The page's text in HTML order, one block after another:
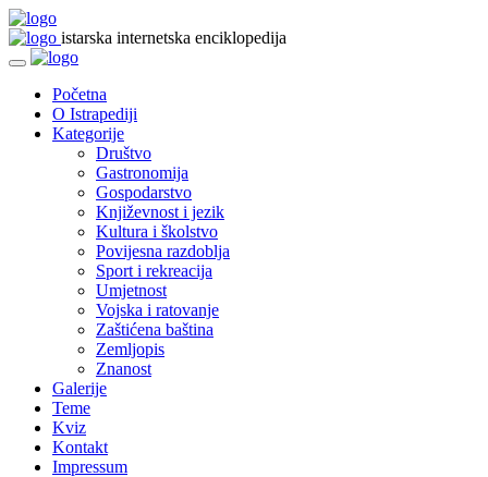
istarska internetska enciklopedija
Početna
O Istrapediji
Kategorije
Društvo
Gastronomija
Gospodarstvo
Književnost i jezik
Kultura i školstvo
Povijesna razdoblja
Sport i rekreacija
Umjetnost
Vojska i ratovanje
Zaštićena baština
Zemljopis
Znanost
Galerije
Teme
Kviz
Kontakt
Impressum